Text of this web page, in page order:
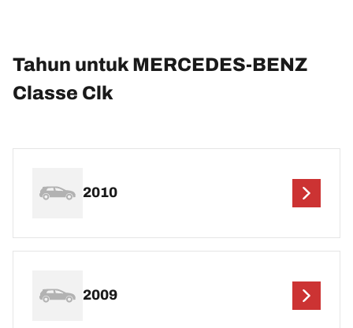
Tahun untuk MERCEDES-BENZ
Classe Clk
2010
2009